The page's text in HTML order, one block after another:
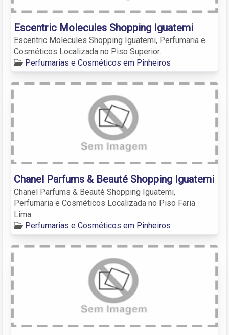
Escentric Molecules Shopping Iguatemi
Escentric Molecules Shopping Iguatemi, Perfumaria e
Cosméticos Localizada no Piso Superior.
Perfumarias e Cosméticos em Pinheiros
Chanel Parfums & Beauté Shopping Iguatemi
Chanel Parfums & Beauté Shopping Iguatemi,
Perfumaria e Cosméticos Localizada no Piso Faria
Lima.
Perfumarias e Cosméticos em Pinheiros